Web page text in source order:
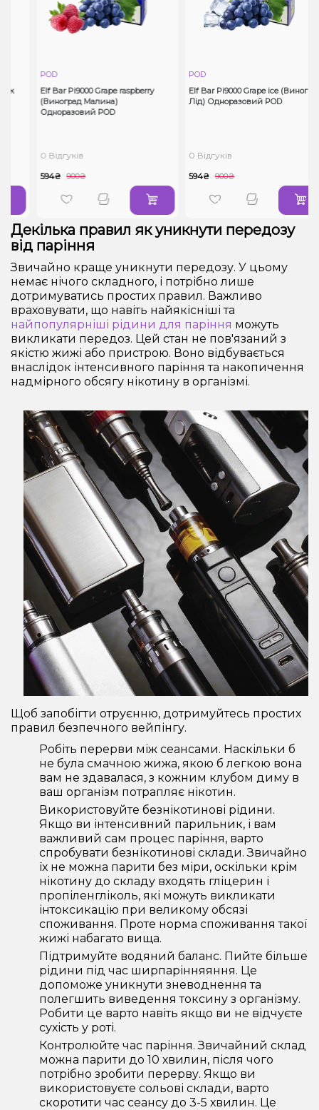
POD
Elf Bar Pi9000 Grape raspberry
(Виноград Малина)
Одноразовий POD
0 Відгуків
594₴ 900₴
POD
Elf Bar Pi9000 Grape ice (Виноград
Лід) Одноразовий POD
0 Відгуків
594₴ 900₴
Декілька правил як уникнути передозу
від паріння
Звичайно краще уникнути передозу. У цьому
немає нічого складного, і потрібно лише
дотримуватись простих правил. Важливо
враховувати, що навіть найякісніші та
найпопулярніші рідини для паріння можуть
викликати передоз. Цей стан не пов'язаний з
якістю жижі або пристрою. Воно відбувається
внаслідок інтенсивного паріння та накопичення
надмірного обсягу нікотину в організмі.
Щоб запобігти отруєнню, дотримуйтесь простих
правил безпечного вейпінгу.
Робіть перерви між сеансами. Наскільки б
не була смачною жижа, якою б легкою вона
вам не здавалася, з кожним клубом диму в
ваш організм потрапляє нікотин.
Використовуйте безнікотинові рідини.
Якщо ви інтенсивний парильник, і вам
важливий сам процес паріння, варто
спробувати безнікотинові склади. Звичайно
їх не можна парити без міри, оскільки крім
нікотину до складу входять гліцерин і
пропіленгліколь, які можуть викликати
інтоксикацію при великому обсязі
споживання. Проте норма споживання такої
жижі набагато вища.
Підтримуйте водяний баланс. Пийте більше
рідини під час ширпарінняяння. Це
допоможе уникнути зневоднення та
полегшить виведення токсину з організму.
Робити це варто навіть якщо ви не відчуєте
сухість у роті.
Контролюйте час паріння. Звичайний склад
можна парити до 10 хвилин, після чого
потрібно зробити перерву. Якщо ви
використовуєте сольові склади, варто
скоротити час сеансу до 3-5 хвилин. Це